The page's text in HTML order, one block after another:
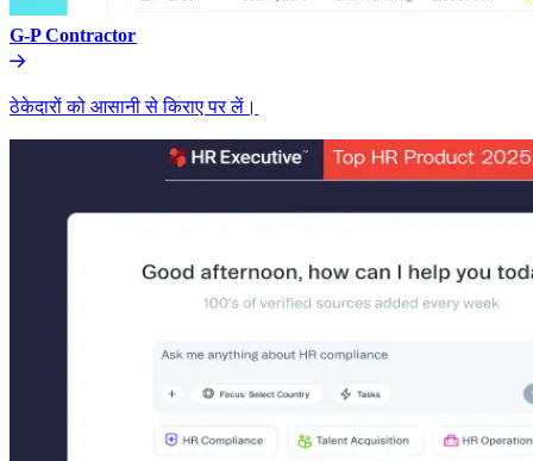
G-P Contractor​​
ठेकेदारों को आसानी से किराए पर लें।​​